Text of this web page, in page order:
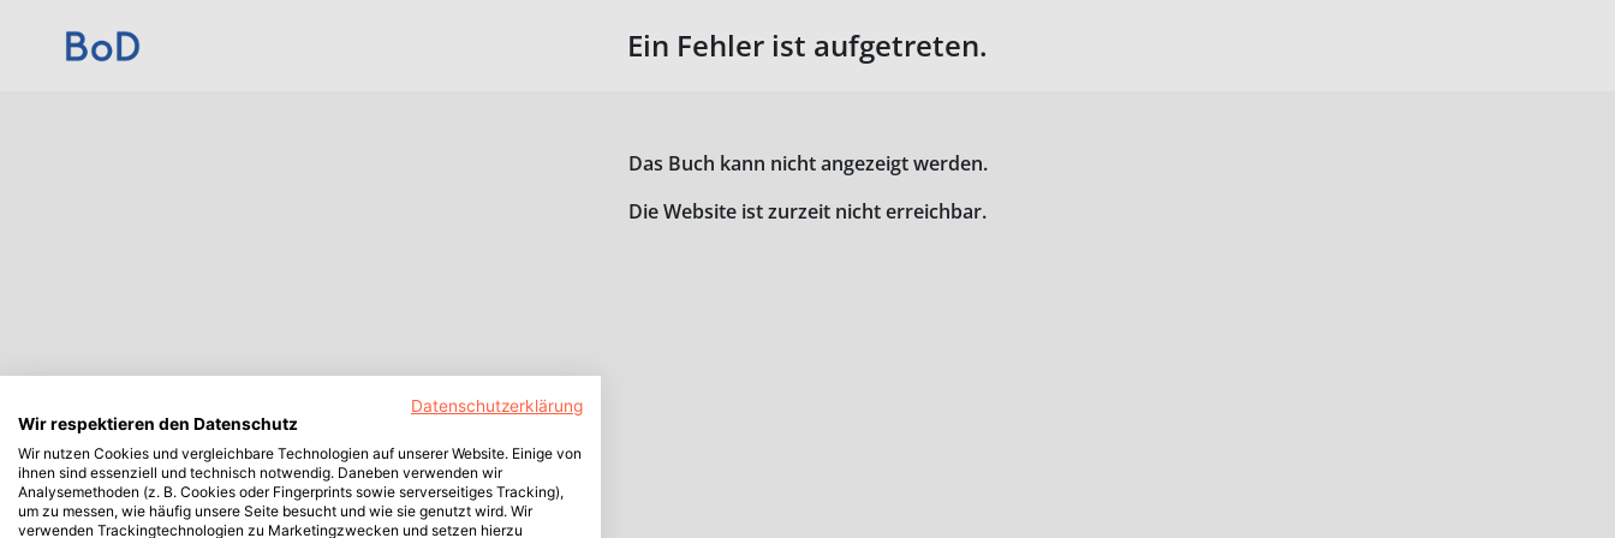
Ein Fehler ist aufgetreten.
Das Buch kann nicht angezeigt werden.
Die Website ist zurzeit nicht erreichbar.
Datenschutzerklärung
Wir respektieren den Datenschutz
Wir nutzen Cookies und vergleichbare Technologien auf unserer Website. Einige von
ihnen sind essenziell und technisch notwendig. Daneben verwenden wir
Analysemethoden (z. B. Cookies oder Fingerprints sowie serverseitiges Tracking),
um zu messen, wie häufig unsere Seite besucht und wie sie genutzt wird. Wir
verwenden Trackingtechnologien zu Marketingzwecken und setzen hierzu